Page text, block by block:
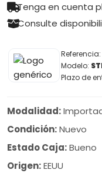
Tenga en cuenta
Consulte
Referencia:
Modelo:
Plazo de
Modalidad:
Condición:Nuevo
Estado Caja:Bueno
Origen:EEUU